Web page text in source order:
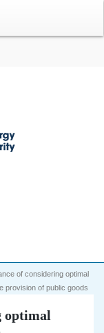
of considering optimal
provision of public goods
optimal